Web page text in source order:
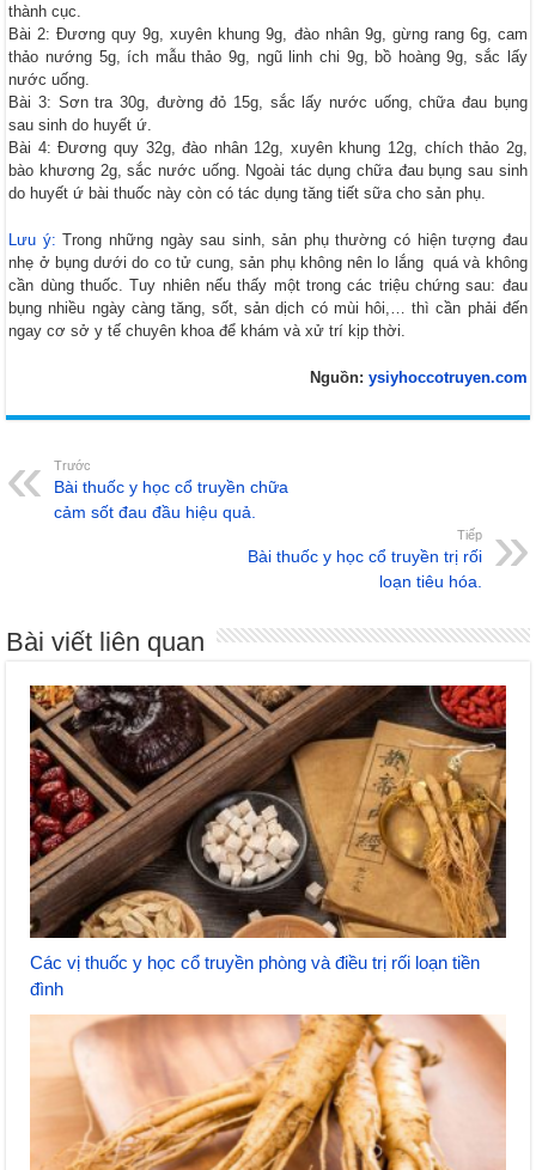
thành cục.
Bài 2: Đương quy 9g, xuyên khung 9g, đào nhân 9g, gừng rang 6g, cam
thảo nướng 5g, ích mẫu thảo 9g, ngũ linh chi 9g, bồ hoàng 9g, sắc lấy
nước uống.
Bài 3: Sơn tra 30g, đường đỏ 15g, sắc lấy nước uống, chữa đau bụng
sau sinh do huyết ứ.
Bài 4: Đương quy 32g, đào nhân 12g, xuyên khung 12g, chích thảo 2g,
bào khương 2g, sắc nước uống. Ngoài tác dụng chữa đau bụng sau sinh
do huyết ứ bài thuốc này còn có tác dụng tăng tiết sữa cho sản phụ.
Lưu ý: Trong những ngày sau sinh, sản phụ thường có hiện tượng đau
nhẹ ở bụng dưới do co tử cung, sản phụ không nên lo lắng quá và không
cần dùng thuốc. Tuy nhiên nếu thấy một trong các triệu chứng sau: đau
bụng nhiều ngày càng tăng, sốt, sản dịch có mùi hôi,… thì cần phải đến
ngay cơ sở y tế chuyên khoa để khám và xử trí kịp thời.
Nguồn: ysiyhoccotruyen.com
Trước
Bài thuốc y học cổ truyền chữa
cảm sốt đau đầu hiệu quả.
Tiếp
Bài thuốc y học cổ truyền trị rối
loạn tiêu hóa.
Bài viết liên quan
Các vị thuốc y học cổ truyền phòng và điều trị rối loạn tiền
đình